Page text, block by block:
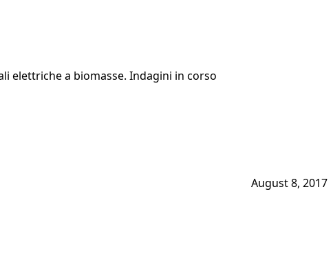
elettriche a biomasse. Indagini in corso
August 8, 2017